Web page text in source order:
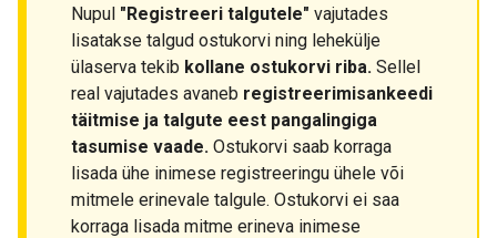
Nupul "Registreeri talgutele" vajutades
lisatakse talgud ostukorvi ning lehekülje
ülaserva tekib kollane ostukorvi riba. Sellel
real vajutades avaneb registreerimisankeedi
täitmise ja talgute eest pangalingiga
tasumise vaade. Ostukorvi saab korraga
lisada ühe inimese registreeringu ühele või
mitmele erinevale talgule. Ostukorvi ei saa
korraga lisada mitme erineva inimese